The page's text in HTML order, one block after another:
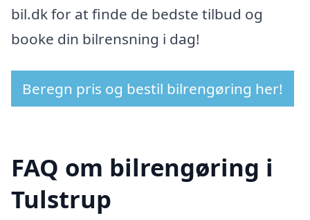
bil.dk for at finde de bedste tilbud og
booke din bilrensning i dag!
Beregn pris og bestil bilrengøring her!
FAQ om bilrengøring i
Tulstrup